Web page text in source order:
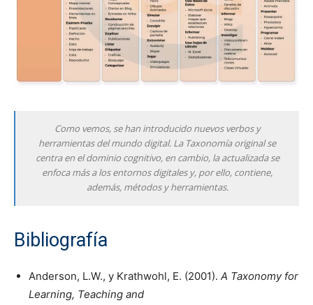
Como vemos, se han introducido nuevos verbos y
herramientas del mundo digital. La Taxonomía original se
centra en el dominio cognitivo, en cambio, la actualizada se
enfoca más a los entornos digitales y, por ello, contiene,
además, métodos y herramientas.
Bibliografía
Anderson, L.W., y Krathwohl, E. (2001). A Taxonomy for
Learning, Teaching and